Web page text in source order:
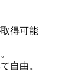
得可能
自由。